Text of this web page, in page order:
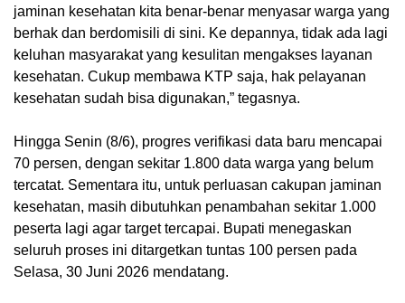
jaminan kesehatan kita benar-benar menyasar warga yang
berhak dan berdomisili di sini. Ke depannya, tidak ada lagi
keluhan masyarakat yang kesulitan mengakses layanan
kesehatan. Cukup membawa KTP saja, hak pelayanan
kesehatan sudah bisa digunakan,” tegasnya.
Hingga Senin (8/6), progres verifikasi data baru mencapai
70 persen, dengan sekitar 1.800 data warga yang belum
tercatat. Sementara itu, untuk perluasan cakupan jaminan
kesehatan, masih dibutuhkan penambahan sekitar 1.000
peserta lagi agar target tercapai. Bupati menegaskan
seluruh proses ini ditargetkan tuntas 100 persen pada
Selasa, 30 Juni 2026 mendatang.